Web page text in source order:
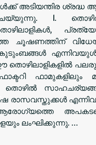
അടിയന്തിര
1.
ചൂഷണത്തിന്
ഫാമുകളിലും
തൊഴിൽ
രാസവസ്തുക്കൾ
ലംഘിക്കുന്നു. …